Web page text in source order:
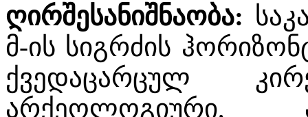
ღირშესანიშნაობა:
მ-ის სიგრძის
ქვედაცარცულ
არქეოლოგიური,